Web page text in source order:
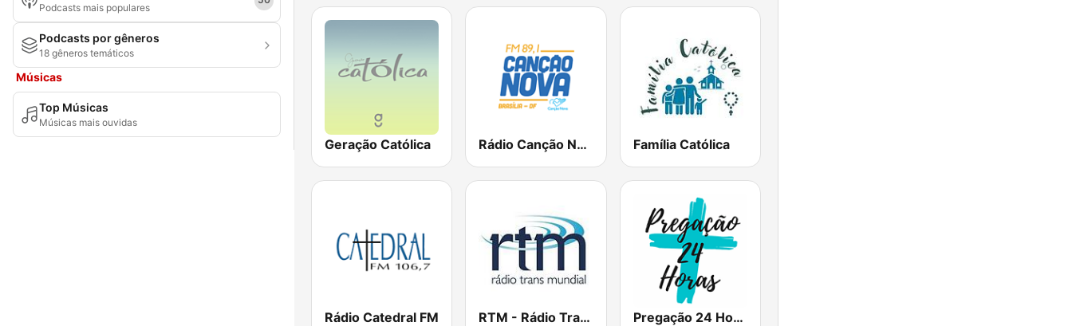
Podcasts mais populares
Podcasts por gêneros
18 gêneros temáticos
Músicas
Top Músicas
Músicas mais ouvidas
Geração Católica Rádio Canção Nova - Brasília Família Católica
Rádio Catedral FM RTM - Rádio Trans Mundial Pregação 24 Horas